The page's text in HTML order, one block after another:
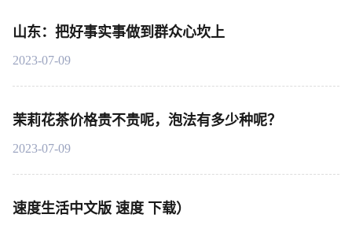
山东：把好事实事做到群众心坎上
2023-07-09
茉莉花茶价格贵不贵呢，泡法有多少种呢？
2023-07-09
速度生活中文版 速度 下载）